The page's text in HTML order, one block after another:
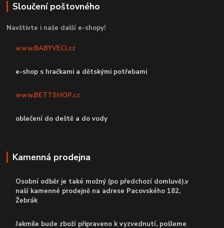
Sloučení poštovného
Navštivte i naše další e-shopy!
www.BABYVECI.cz
e-shop s hračkami a dětskými potřebami
www.BETTSHOP.cz
oblečení do deště a do vody
Kamenná prodejna
Osobní odběr je také možný (po předchozí domluvě),v
naší kamenné prodejně na adrese Pacovského 182,
Žebrák
Jakmile bude zboží připraveno k vyzvednutí, pošleme